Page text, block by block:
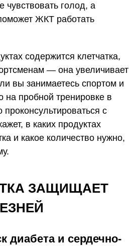
чувствовать голод, а
ЖКТ работать
содержится клетчатка,
— она увеличивает
вы занимаетесь спортом и
на пробной тренировке в
проконсультироваться с
в каких продуктах
и какое количество нужно,
ЗАЩИЩАЕТ
диабета и сердечно-